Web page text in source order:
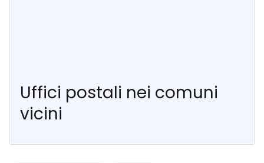
Uffici postali nei comuni
vicini